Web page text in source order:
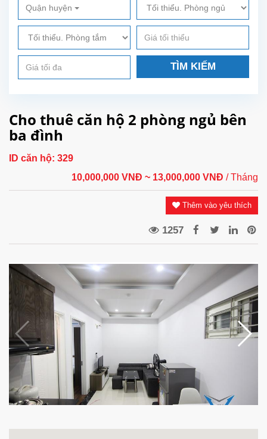
Quận huyện
TÌM KIẾM
Cho thuê căn hộ 2 phòng ngủ bên
ba đình
ID căn hộ: 329
10,000,000 VNĐ ~ 13,000,000 VNĐ / Tháng
Thêm vào yêu thích
1257